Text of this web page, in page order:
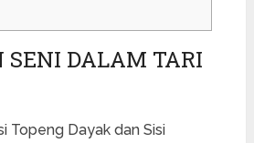
DALAM TARI